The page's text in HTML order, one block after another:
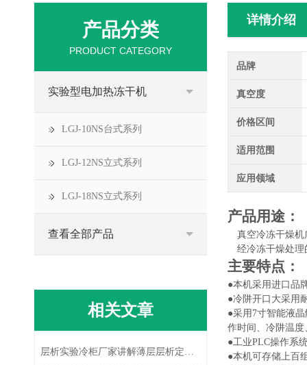
详情介绍
品牌
真空度
价格区间
适用范围
应用领域
产品用途：
真空冷冻干燥
经冷冻干燥处
主要特点：
●本机采用进口品
●冷阱开口大采用
●采用 7寸智能液
作时间、冷阱温
●工业PLC操作系
●本机可存储上百
产品分类
PRODUCT CATEGORY
实验型电加热冻干机
LGJ-10NS台式系列
LGJ-12NS立式系列
LGJ-18NS立式系列
查看全部产品
相关文章
层析实验冷柜厂家讲解薄层层析定性与定量分析